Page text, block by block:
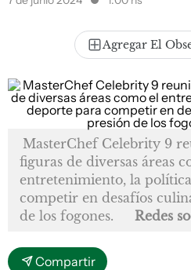
Agregar El
MasterChef Celebrity 9
figuras de diversas áreas
entretenimiento, la
competir en desafíos
de los fogones.
Redes
Compartir